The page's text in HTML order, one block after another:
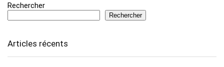
Rechercher
Rechercher
Articles récents